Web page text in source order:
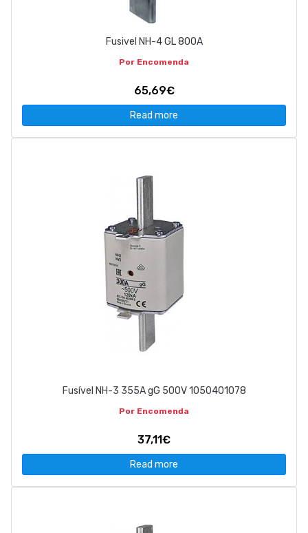
Fusivel NH-4 GL 800A
Por Encomenda
65,69€
Read more
Fusível NH-3 355A gG 500V 1050401078
Por Encomenda
37,11€
Read more